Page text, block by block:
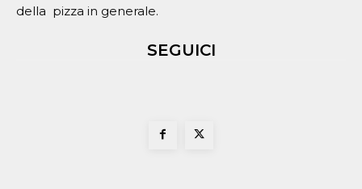
della pizza in generale.
SEGUICI